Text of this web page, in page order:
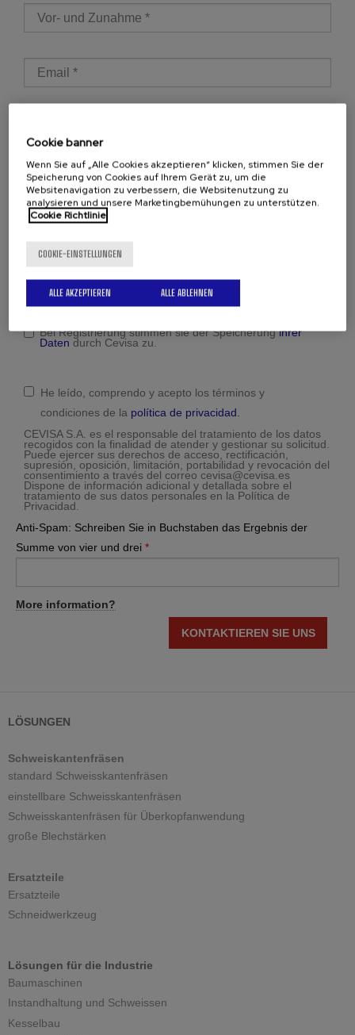
Vor- und Zunahme*
E-mail*
Land*
Acepto*
Bei Registrierung stimmen sie der Speicherungihrer
Daten durch Cevisa zu.
Privacidad
He leído, comprendo y acepto los términos y
condiciones de la política de privacidad.
CEVISA S.A. es el responsable del tratamiento de los datos
recogidos con la finalidad de atender y gestionar su solicitud.
Puede ejercer sus derechos de acceso, rectificación,
supresión, oposición, limitación, portabilidad y revocación del
consentimiento a través del correo cevisa@cevisa.es
Dispone de información adicional y detallada sobre el
tratamiento de sus datos personales en la Política de
Privacidad.
Anti-Spam: Schreiben Sie in Buchstaben das Ergebnis der
Summe von vier und drei *
More information?
KONTAKTIEREN SIE UNS
LÖSUNGEN
Schweiskantenfräsen
standard Schweisskantenfräsen
einstellbare Schweisskantenfräsen
Schweisskantenfräsen für Überkopfanwendung
große Blechstärken
Ersatzteile
Ersatzteile
Schneidwerkzeug
Lösungen für die Industrie
Baumaschinen
Instandhaltung und Schweissen
Kesselbau
Cookie banner
Wenn Sie auf „Alle Cookies akzeptieren“ klicken, stimmen Sie der
Speicherung von Cookies auf Ihrem Gerät zu, um die
Websitenavigation zu verbessern, die Websitenutzung zu
analysieren und unsere Marketingbemühungen zu unterstützen.
Cookie Richtlinie
COOKIE-EINSTELLUNGEN
ALLE ABLEHNEN
ALLE AKZEPTIEREN